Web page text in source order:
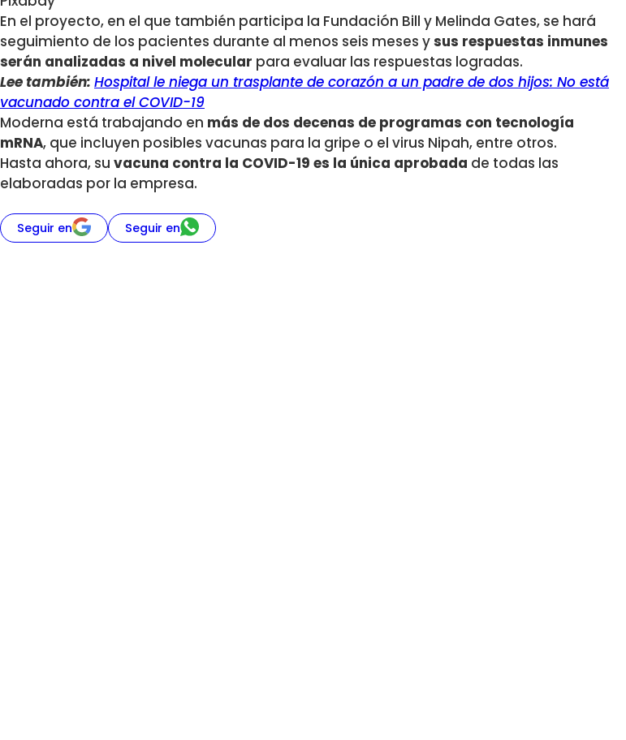
En el proyecto, en el que también participa la Fundación Bill y Melinda Gates, se hará
seguimiento de los pacientes durante al menos seis meses ysus respuestas inmunes
serán analizadas a nivel molecular para evaluar las respuestas logradas.
Lee también: Hospital le niega un trasplante de corazón a un padre de dos hijos: No está
vacunado contra el COVID-19
Moderna está trabajando en más de dos decenas de programas con tecnología
mRNA, que incluyen posibles vacunas para la gripe o el virus Nipah, entre otros.
Hasta ahora, su vacuna contra la COVID-19 es la única aprobada de todas las
elaboradas por la empresa.
Seguir en Seguir en